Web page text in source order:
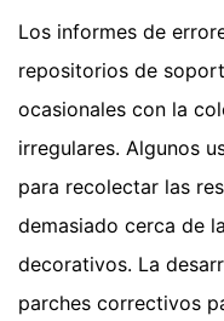
Los informes de
repositorios de
ocasionales con la
irregulares. Algunos
para recolectar las
demasiado cerca de
decorativos. La
parches correctivos